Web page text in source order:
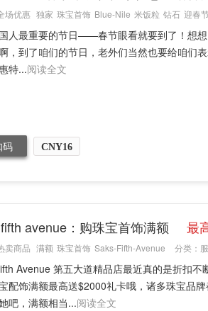
场优惠 独家 珠宝首饰 Blue-Nile 米饭粒 钻石 迎春节
人最重要的节日——春节眼看就要到了！想
，到了咱们的节日，老外们当然也要给咱们
特...阅读全文
码 CNY16
avenue：购珠宝首饰满额 最
卖商品 满额 珠宝首饰 Saks-Fifth-Avenue 分类：
Avenue 第五大道精品店最近真的是折扣不
配饰满额最高送$2000礼卡哦，诸多珠宝品
吧，满额相当...阅读全文